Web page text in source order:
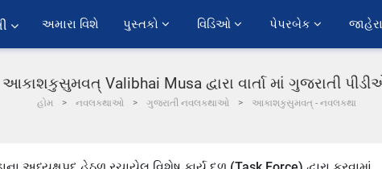
અમારા વિશે પુસ્તકો વિડિઓ પેપરબેક
આકાશકુસુમવત્ Valibhai Musa દ્વારા વાર્તા માં ગુજરાતી
હોમ નવલકથાઓ ગુજરાતી નવલકથાઓ આકાશકુસુમવત્ - નવલકથા